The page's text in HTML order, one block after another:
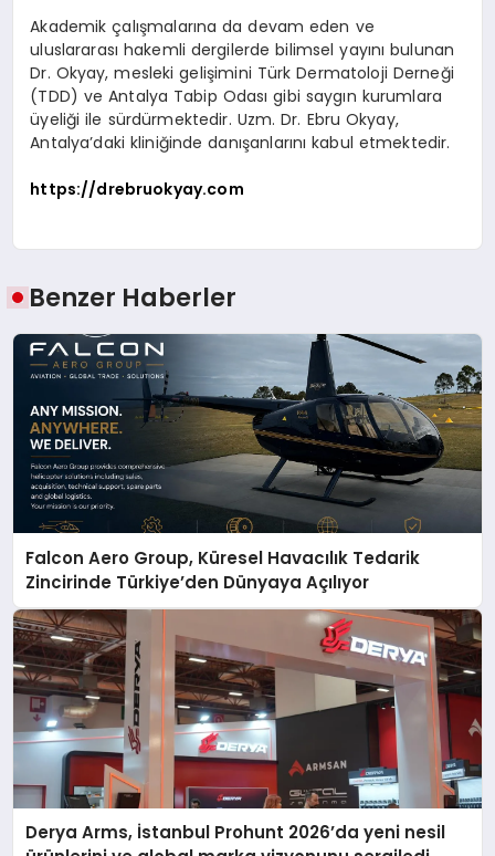
Akademik çalışmalarına da devam eden ve
uluslararası hakemli dergilerde bilimsel yayını bulunan
Dr. Okyay, mesleki gelişimini Türk Dermatoloji Derneği
(TDD) ve Antalya Tabip Odası gibi saygın kurumlara
üyeliği ile sürdürmektedir. Uzm. Dr. Ebru Okyay,
Antalya’daki kliniğinde danışanlarını kabul etmektedir.
https://drebruokyay.com
Benzer Haberler
Falcon Aero Group, Küresel Havacılık Tedarik
Zincirinde Türkiye’den Dünyaya Açılıyor
Derya Arms, İstanbul Prohunt 2026’da yeni nesil